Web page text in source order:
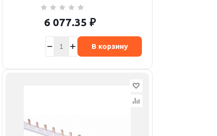
6 077.35 ₽
В корзину